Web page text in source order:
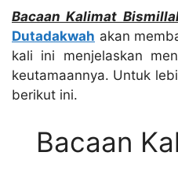
Bacaan Kalimat
Dutadakwah akan
kali ini menjelaskan
keutamaannya. Untuk
berikut ini.
Bacaan